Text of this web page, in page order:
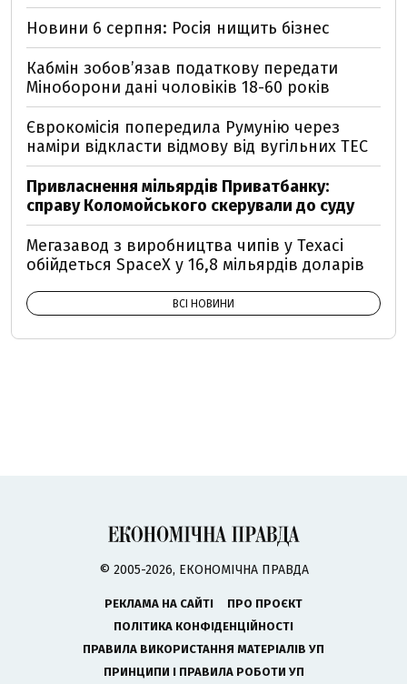
Новини 6 серпня: Росія нищить бізнес
Кабмін зобовʼязав податкову передати
Міноборони дані чоловіків 18-60 років
Єврокомісія попередила Румунію через
наміри відкласти відмову від вугільних ТЕС
Привласнення мільярдів Приватбанку:
справу Коломойського скерували до суду
Мегазавод з виробництва чипів у Техасі
обійдеться SpaceX у 16,8 мільярдів доларів
ВСІ НОВИНИ
© 2005-2026, ЕКОНОМІЧНА ПРАВДА
РЕКЛАМА НА САЙТІ
ПРО ПРОЄКТ
ПОЛІТИКА КОНФІДЕНЦІЙНОСТІ
ПРАВИЛА ВИКОРИСТАННЯ МАТЕРІАЛІВ УП
ПРИНЦИПИ І ПРАВИЛА РОБОТИ УП